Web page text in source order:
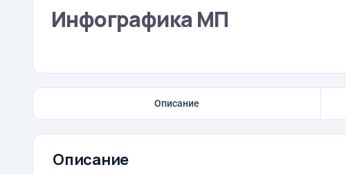
Инфографика МП
Описание
Описание